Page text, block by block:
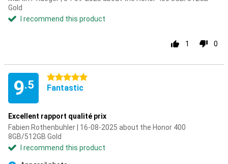
Gold
I recommend this product
1 0
9.5
5 stars
Fantastic
Excellent rapport qualité prix
Fabien Rothenbuhler | 16-08-2025 about the Honor 400
8GB/512GB Gold
I recommend this product